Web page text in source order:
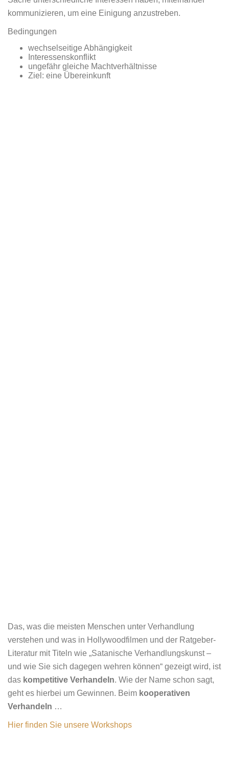
kommunizieren, um eine Einigung anzustreben.
Bedingungen
wechselseitige Abhängigkeit
Interessenskonflikt
ungefähr gleiche Machtverhältnisse
Ziel: eine Übereinkunft
Das, was die meisten Menschen unter Verhandlung
verstehen und was in Hollywoodfilmen und der Ratgeber-
Literatur mit Titeln wie „Satanische Verhandlungskunst –
und wie Sie sich dagegen wehren können“ gezeigt wird, ist
das kompetitive Verhandeln. Wie der Name schon sagt,
geht es hierbei um Gewinnen. Beim kooperativen
Verhandeln …
Hier finden Sie unsere Workshops